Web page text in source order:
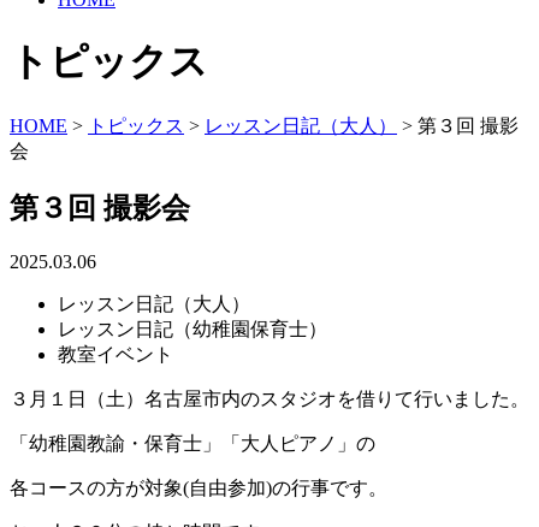
トピックス
HOME > トピックス > レッスン日記（大人） > 第３回 撮影
会
第３回 撮影会
2025.03.06
レッスン日記（大人）
レッスン日記（幼稚園保育士）
教室イベント
３月１日（土）名古屋市内のスタジオを借りて行いました。
「幼稚園教諭・保育士」「大人ピアノ」の
各コースの方が対象(自由参加)の行事です。